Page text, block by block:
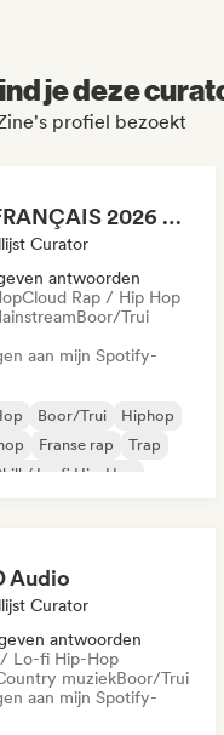
je deze
profiel bezoekt
RAP FRANÇAIS 2026 🔥🇫🇷 (Way Records)
Curator
antwoorden
Cloud Rap / Hip Hop
Boor/Trui
aan mijn Spotify-
Boor/Trui
Hiphop
Franse rap
Trap
/ Lo-fi Hip-Hop
Audio
Curator
antwoorden
Lo-fi Hip-Hop
muziekBoor/Trui
aan mijn Spotify-